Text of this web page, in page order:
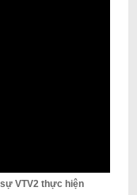
sự VTV2 thực hiện